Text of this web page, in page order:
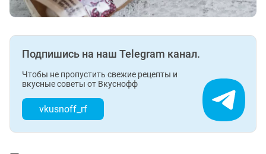
Подпишись на наш Telegram канал.
Чтобы не пропустить свежие рецепты и
вкусные советы от Вкуснофф
vkusnoff_rf